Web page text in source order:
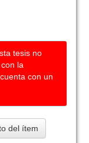
tesis no
la
con un
del ítem